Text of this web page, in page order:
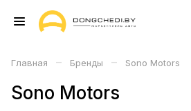
Главная – Бренды – Sono Motors
Sono Motors